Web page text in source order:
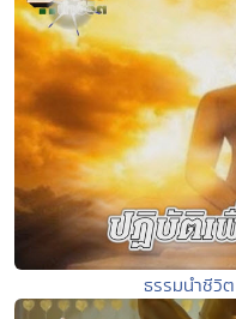
ธรรมนำชีวิ